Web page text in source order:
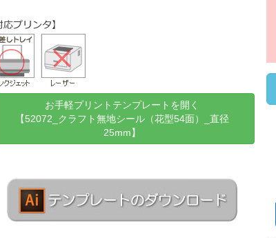
お手軽プリントテンプレートを開く
【52072_クラフト無地シール（花型54面）_直径
25mm】